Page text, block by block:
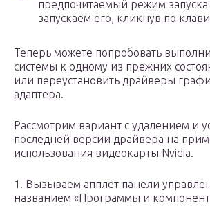
предпочитаемый режим запуска
запускаем его, кликнув по
Теперь можете попробовать
системы к одному из прежних
или переустановить драйверы
адаптера.
Рассмотрим вариант с удалением и
последней версии драйвера на
использования видеокарты Nvidia.
1. Вызываем апплет панели
названием «Программы и